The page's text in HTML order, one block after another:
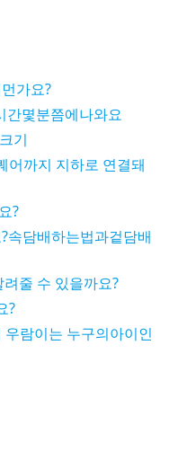
가요?
간몇분쯤에나와요
기
어까지 지하로 연결돼
?
속담배하는법과겉담배
줄 수 있을까요?
?
람이는 누구의아이인